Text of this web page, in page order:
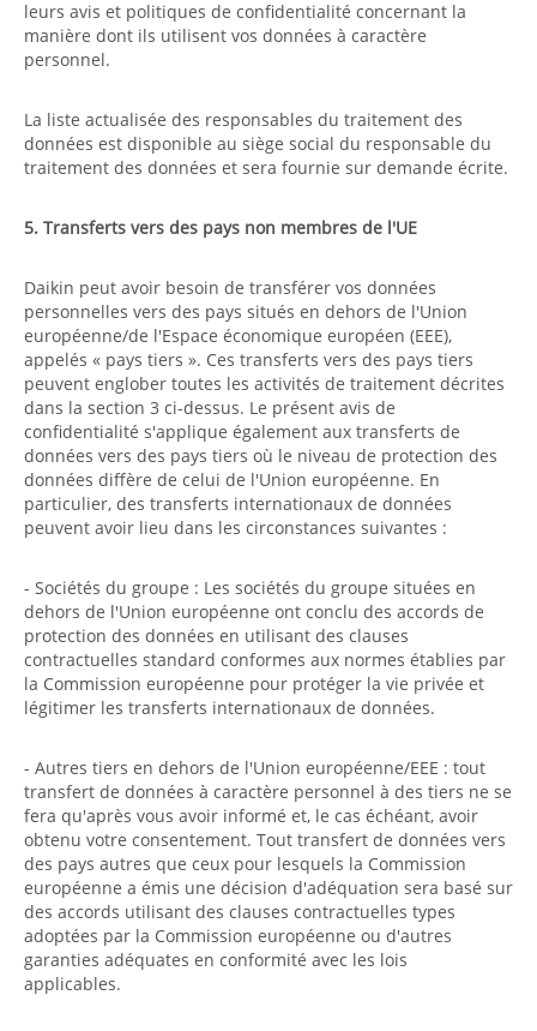
leurs avis et politiques de confidentialité concernant la
manière dont ils utilisent vos données à caractère
personnel.
La liste actualisée des responsables du traitement des
données est disponible au siège social du responsable du
traitement des données et sera fournie sur demande écrite.
5. Transferts vers des pays non membres de l'UE
Daikin peut avoir besoin de transférer vos données
personnelles vers des pays situés en dehors de l'Union
européenne/de l'Espace économique européen (EEE),
appelés « pays tiers ». Ces transferts vers des pays tiers
peuvent englober toutes les activités de traitement décrites
dans la section 3 ci-dessus. Le présent avis de
confidentialité s'applique également aux transferts de
données vers des pays tiers où le niveau de protection des
données diffère de celui de l'Union européenne. En
particulier, des transferts internationaux de données
peuvent avoir lieu dans les circonstances suivantes :
- Sociétés du groupe : Les sociétés du groupe situées en
dehors de l'Union européenne ont conclu des accords de
protection des données en utilisant des clauses
contractuelles standard conformes aux normes établies par
la Commission européenne pour protéger la vie privée et
légitimer les transferts internationaux de données.
- Autres tiers en dehors de l'Union européenne/EEE : tout
transfert de données à caractère personnel à des tiers ne se
fera qu'après vous avoir informé et, le cas échéant, avoir
obtenu votre consentement. Tout transfert de données vers
des pays autres que ceux pour lesquels la Commission
européenne a émis une décision d'adéquation sera basé sur
des accords utilisant des clauses contractuelles types
adoptées par la Commission européenne ou d'autres
garanties adéquates en conformité avec les lois
applicables.